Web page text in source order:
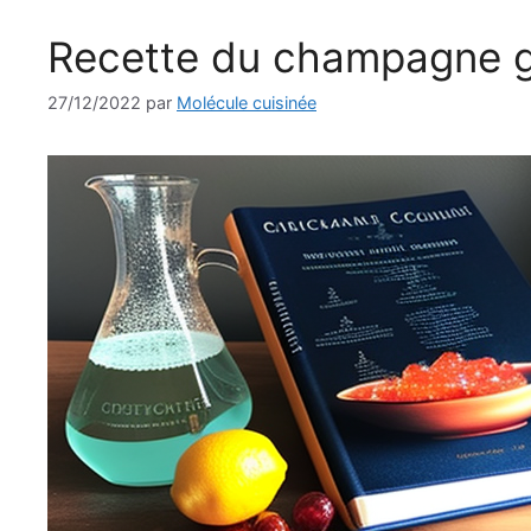
Recette du champagne
27/12/2022 par Molécule cuisinée